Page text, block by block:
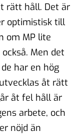
rätt håll. Det är
optimistisk till
om MP lite
Men det
har en hög
åt rätt
åt fel håll är
arbete, och
nöjd än